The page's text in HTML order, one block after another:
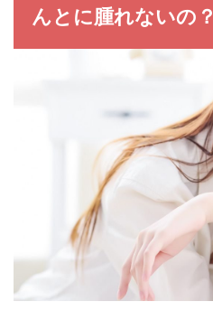
んとに腫れないの？